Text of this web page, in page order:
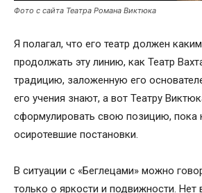
Фото с сайта Театра Романа Виктюка
Я полагал, что его театр должен
продолжать эту линию, как Театр
традицию, заложенную его
его учения знают, а вот Театру
сформулировать свою позицию, пока
осиротевшие постановки.
В ситуации с «Беглецами» можно
только о яркости и подвижности. Нет